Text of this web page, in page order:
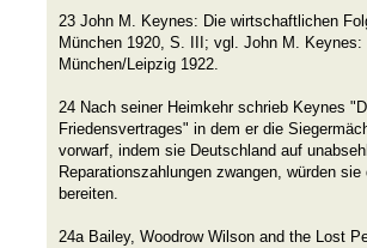
23 John M. Keynes: Die wirtschaftlichen
München 1920, S. III; vgl. John M.
München/Leipzig 1922.
24 Nach seiner Heimkehr schrieb Keynes
Friedensvertrages" in dem er die
vorwarf, indem sie Deutschland auf
Reparationszahlungen zwangen, würden
bereiten.
24a Bailey, Woodrow Wilson and the Lost